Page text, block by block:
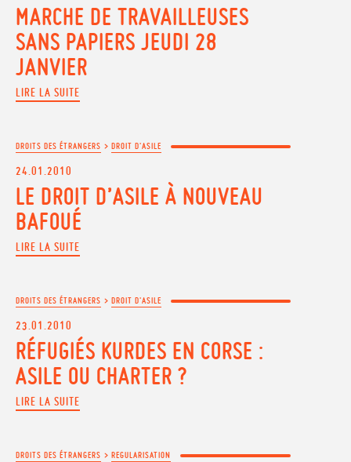
MARCHE DE TRAVAILLEUSES
SANS PAPIERS JEUDI 28
JANVIER
LIRE LA SUITE
DROITS DES ÉTRANGERS > DROIT D'ASILE
24.01.2010
LE DROIT D’ASILE À NOUVEAU
BAFOUÉ
LIRE LA SUITE
DROITS DES ÉTRANGERS > DROIT D'ASILE
23.01.2010
RÉFUGIÉS KURDES EN CORSE :
ASILE OU CHARTER ?
LIRE LA SUITE
DROITS DES ÉTRANGERS > REGULARISATION